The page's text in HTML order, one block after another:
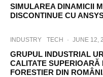
SIMULAREA DINAMICII
DISCONTINUE CU
INDUSTRY TECH · JUNE 12,
GRUPUL INDUSTRIAL
CALITATE SUPERIOARĂ
FORESTIER DIN